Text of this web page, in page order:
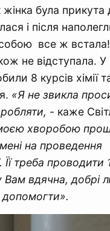
жінка була
і після
все ж
не відступала. У
8 курсів хімії
«Я не звикла
- каже
моєю хворобою
на проведення
Її треба
Вам вдячна, добрі